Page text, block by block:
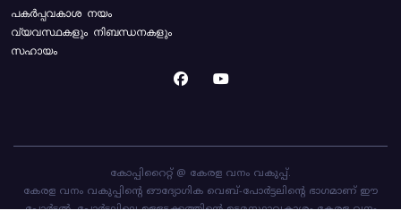
പകർപ്പവകാശ നയം
വ്യവസ്ഥകളും നിബന്ധനകളും
സഹായം
കോപ്പിറൈറ്റ് @ കേരള വനം വകുപ്പ്.
കേരള വനം വകുപ്പിന്റെ ഔദ്യോഗിക വെബ്-പോർട്ടലിന്റെ ഭാഗമാണ് ഈ
പോർട്ടൽ. പോർട്ടലിലെ ഉള്ളടക്കത്തിന്റെ ഉടമസ്ഥാവകാശം കേരള വനം